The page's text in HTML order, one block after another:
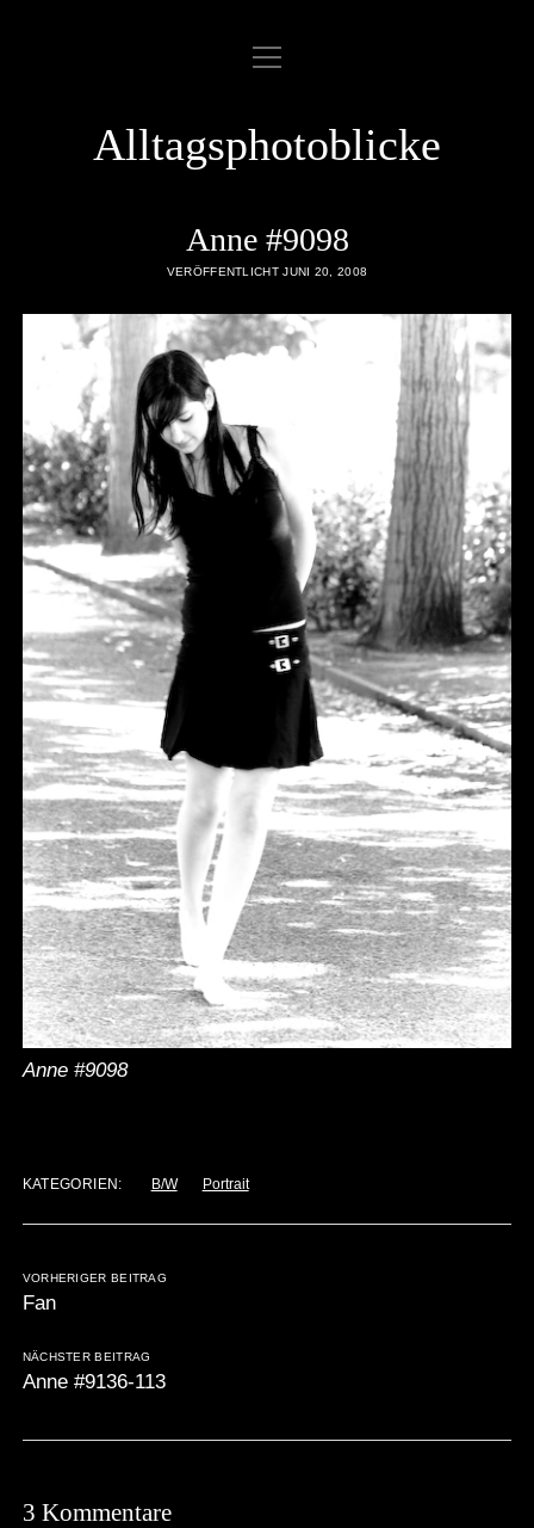
ABOUT
DATENSCHUTZERKLÄRUNG
IMPRESSUM
LINKLIST
twitter
rss
Menü
öffnen
Alltagsphotoblicke
Anne #9098
VERÖFFENTLICHT JUNI 20, 2008
Anne #9098
KATEGORIEN: B/W Portrait
VORHERIGER BEITRAG
Fan
NÄCHSTER BEITRAG
Anne #9136-113
3 Kommentare